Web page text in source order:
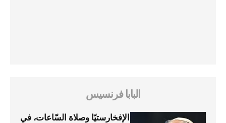
البابا فرنسيس
الإفخارستيّا وصلاة السّاعات، في